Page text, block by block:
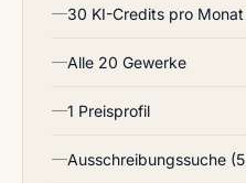
30 KI-Credits pro Monat
Alle 20 Gewerke
1 Preisprofil
Ausschreibungssuche